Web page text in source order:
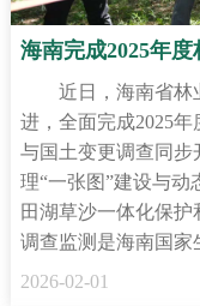
海南完成2025年
近日，海南省林
进，全面完成2025
与国土变更调查同步
理“一张图”建设与
田湖草沙一体化保
调查监测是海南国
2026-02-01